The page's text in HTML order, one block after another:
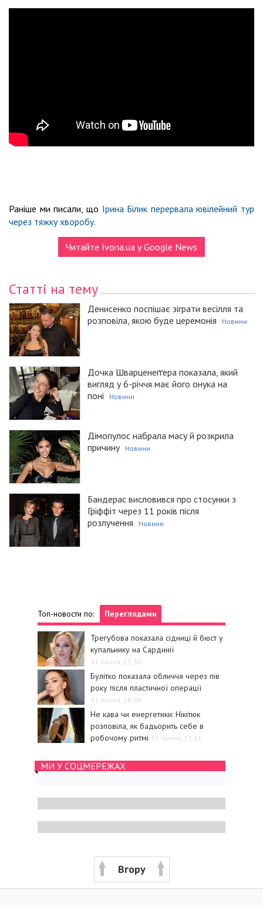
Раніше ми писали, що Ірина Білик перервала ювілейний тур
через тяжку хворобу.
Читайте Ivona.ua у Google News
Статті на тему
Денисенко поспішає зіграти весілля та
розповіла, якою буде церемонія
Новини
Дочка Шварценеґґера показала, який
вигляд у 6-річчя має його онука на
поні
Новини
Дімопулос набрала масу й розкрила
причину
Новини
Бандерас висловився про стосунки з
Гріффіт через 11 років після
розлучення
Новини
Топ-новости по: Переглядами
Трегубова показала сідниці й бюст у
купальнику на Сардинії
31 липня, 21:36
Булітко показала обличчя через пів
року після пластичної операції
31 липня, 18:04
Не кава чи енергетики: Нікітюк
розповіла, як бадьорить себе в
робочому ритмі 31 липня, 23:11
МИ У СОЦМЕРЕЖАХ
Вгору